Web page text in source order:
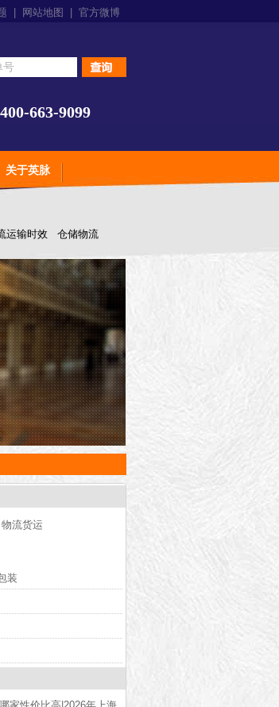
网站地图 官方微博
400-663-9099
关于英脉
运输时效 仓储物流
物流货运
装